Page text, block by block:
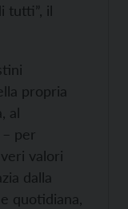
tutti”, il
propria
al
per
valori
dalla
quotidiana,